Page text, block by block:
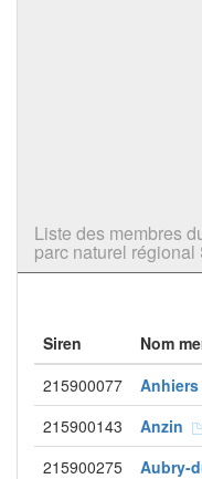
Liste des membres
parc naturel
Siren Nom
215900077
Anhiers
215900143 Anzin
215900275 Aubry-